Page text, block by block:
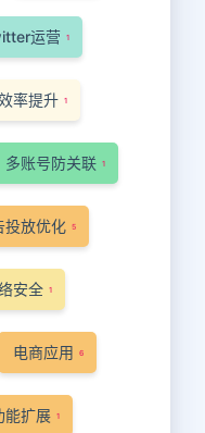
运营 1
率提升 1
多账号防关联 1
投放优化 5
安全 1
电商应用 6
能扩展 1